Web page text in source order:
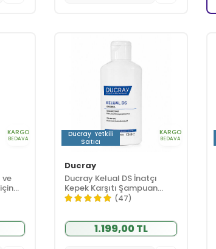
KARGO
BEDAVA
ve
ml
Ducray Yetkili
Satıcı
KARGO
BEDAVA
Ducray
Ducray Kelual DS İnatçı
Kepek Karşıtı Şampuan
Hassas Saç Derisi için 100 ml
(47)
1.199,00 TL